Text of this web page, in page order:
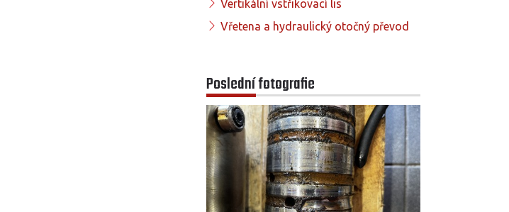
Vertikální vstřikovací lis
Vřetena a hydraulický otočný převod
Poslední fotografie